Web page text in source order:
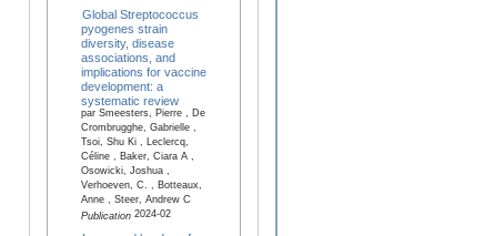
Global Streptococcus
pyogenes strain
diversity, disease
associations, and
implications for vaccine
development: a
systematic review
par Smeesters, Pierre , De
Crombrugghe, Gabrielle ,
Tsoi, Shu Ki , Leclercq,
Céline , Baker, Ciara A ,
Osowicki, Joshua ,
Verhoeven, C. , Botteaux,
Anne , Steer, Andrew C
Publication2024-02